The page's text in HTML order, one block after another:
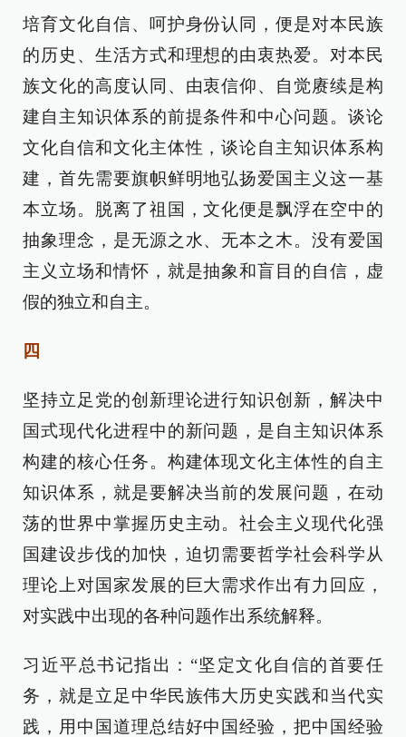
培育文化自信、呵护身份认同，便是对本民族
的历史、生活方式和理想的由衷热爱。对本民
族文化的高度认同、由衷信仰、自觉赓续是构
建自主知识体系的前提条件和中心问题。谈论
文化自信和文化主体性，谈论自主知识体系构
建，首先需要旗帜鲜明地弘扬爱国主义这一基
本立场。脱离了祖国，文化便是飘浮在空中的
抽象理念，是无源之水、无本之木。没有爱国
主义立场和情怀，就是抽象和盲目的自信，虚
假的独立和自主。
四
坚持立足党的创新理论进行知识创新，解决中
国式现代化进程中的新问题，是自主知识体系
构建的核心任务。构建体现文化主体性的自主
知识体系，就是要解决当前的发展问题，在动
荡的世界中掌握历史主动。社会主义现代化强
国建设步伐的加快，迫切需要哲学社会科学从
理论上对国家发展的巨大需求作出有力回应，
对实践中出现的各种问题作出系统解释。
习近平总书记指出：“坚定文化自信的首要任
务，就是立足中华民族伟大历史实践和当代实
践，用中国道理总结好中国经验，把中国经验